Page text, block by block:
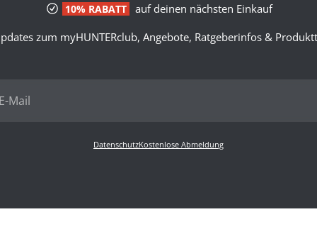
10% RABATT
auf deinen nächsten Einkauf
zum myHUNTERclub, Angebote, Ratgeberinfos &
DatenschutzKostenlose Abmeldung